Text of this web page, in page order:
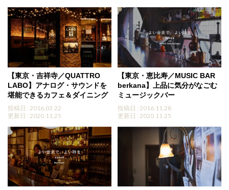
【東京・吉祥寺／QUATTRO
LABO】アナログ・サウンドを
堪能できるカフェ＆ダイニング
投稿日 : 2016.03.22
更新日 : 2020.11.25
【東京・恵比寿／MUSIC BAR
berkana】上品に気分がなごむ
ミュージックバー
投稿日 : 2016.11.28
更新日 : 2020.11.25